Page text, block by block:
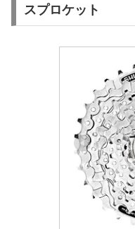
スプロケット